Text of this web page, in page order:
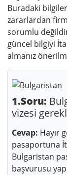
Buradaki
zararlardan
sorumlu
güncel bilgiyi
almanız
1.Soru:
vizesi
Cevap: Hayır
pasaportuna
Bulgaristan
başvurusu